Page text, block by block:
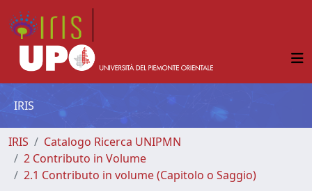
IRIS
IRIS
Catalogo Ricerca UNIPMN
2 Contributo in Volume
2.1 Contributo in volume (Capitolo o Saggio)